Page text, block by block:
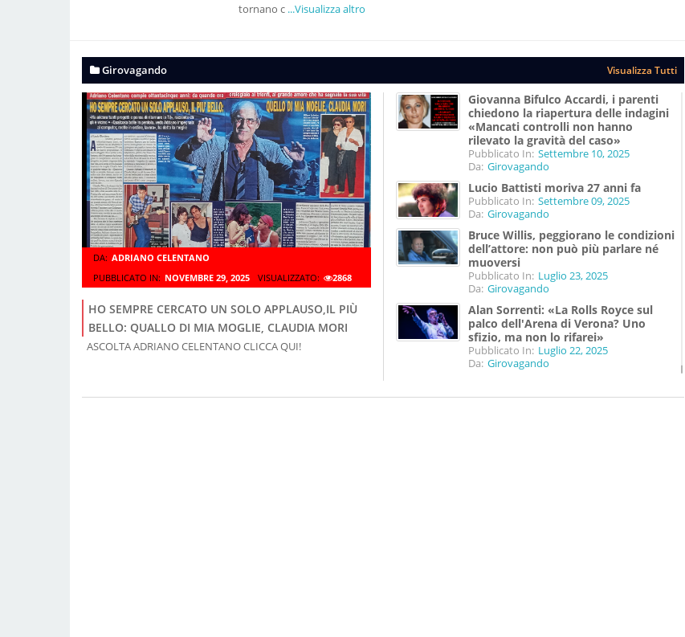
tornano c ...Visualizza altro
Girovagando Visualizza Tutti
DA: ADRIANO CELENTANO
PUBBLICATO IN: NOVEMBRE 29, 2025 VISUALIZZATO: 2868
HO SEMPRE CERCATO UN SOLO APPLAUSO,IL PIÙ
BELLO: QUALLO DI MIA MOGLIE, CLAUDIA MORI
ASCOLTA ADRIANO CELENTANO CLICCA QUI!
Giovanna Bifulco Accardi, i parenti
chiedono la riapertura delle indagini
«Mancati controlli non hanno
rilevato la gravità del caso»
Pubblicato In: Settembre 10, 2025
Da: Girovagando
Lucio Battisti moriva 27 anni fa
Pubblicato In: Settembre 09, 2025
Da: Girovagando
Bruce Willis, peggiorano le condizioni
dell’attore: non può più parlare né
muoversi
Pubblicato In: Luglio 23, 2025
Da: Girovagando
Alan Sorrenti: «La Rolls Royce sul
palco dell'Arena di Verona? Uno
sfizio, ma non lo rifarei»
Pubblicato In: Luglio 22, 2025
Da: Girovagando